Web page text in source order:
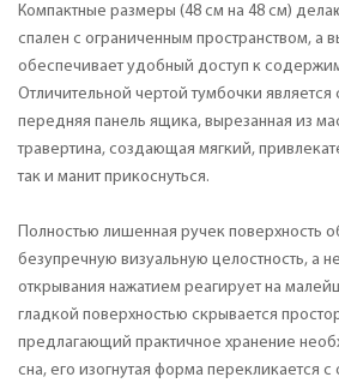
Компактные размеры (48 см на 48 см)
спален с ограниченным пространством, а
обеспечивает удобный доступ к
Отличительной чертой тумбочки является
передняя панель ящика, вырезанная из
травертина, создающая мягкий,
так и манит прикоснуться.
Полностью лишенная ручек поверхность
безупречную визуальную целостность, а
открывания нажатием реагирует на
гладкой поверхностью скрывается
предлагающий практичное хранение
сна, его изогнутая форма перекликается